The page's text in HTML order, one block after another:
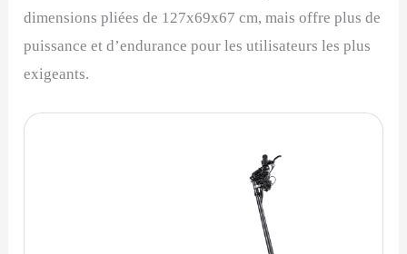
dimensions pliées de 127x69x67 cm, mais offre plus de
puissance et d’endurance pour les utilisateurs les plus
exigeants.